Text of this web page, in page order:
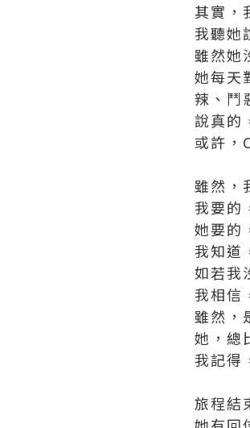
其實，
我聽她
雖然她
她每天
辣、鬥
說真的
或許，
雖然，
我要的
她要的
我知道
如若我
我相信
雖然，
她，總
我記得
旅程結